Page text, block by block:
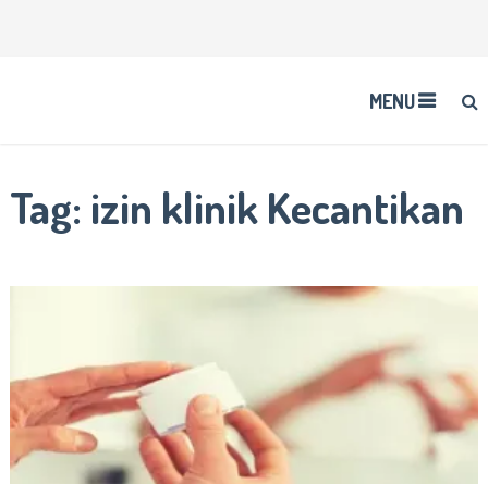
MENU
Tag: izin klinik Kecantikan